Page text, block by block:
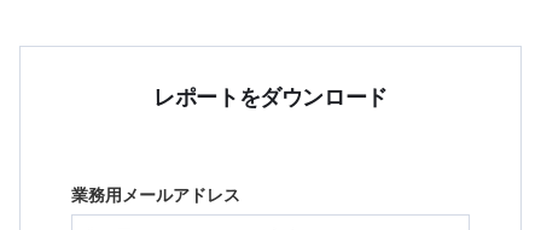
レポートをダウンロード
業務用メールアドレス